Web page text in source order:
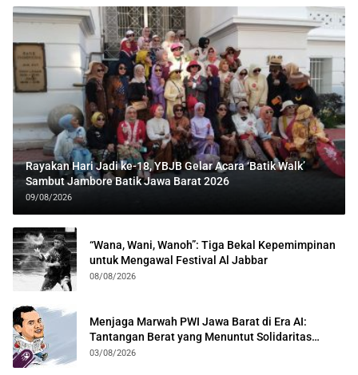
Rayakan Hari Jadi ke-18, YBJB Gelar Acara ‘Batik Walk’
Sambut Jambore Batik Jawa Barat 2026
09/08/2026
“Wana, Wani, Wanoh”: Tiga Bekal Kepemimpinan
untuk Mengawal Festival Al Jabbar
08/08/2026
Menjaga Marwah PWI Jawa Barat di Era AI:
Tantangan Berat yang Menuntut Solidaritas
Lintas Generasi
03/08/2026